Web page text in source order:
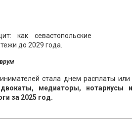
стала днем расплаты или
медиаторы, нотариусы
за 2025 год.